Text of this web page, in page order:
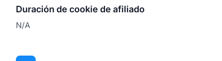
Duración de cookie de afiliado
N/A